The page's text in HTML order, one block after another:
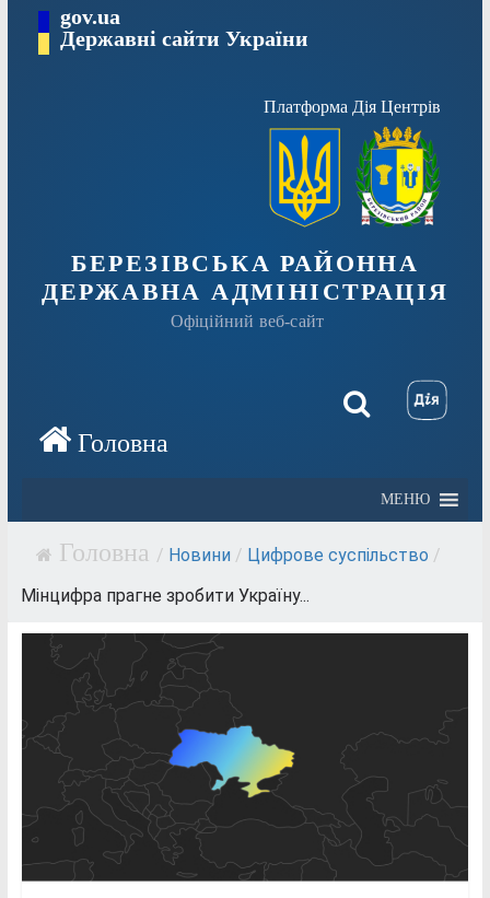
Перейтиgov.ua
Державні сайти України
Платформа Дія Центрів
БЕРЕЗІВСЬКА РАЙОННА
ДЕРЖАВНА АДМІНІСТРАЦІЯ
Офіційний веб-сайт
МЕНЮ
/ Новини / Цифрове суспільство /
Мінцифра прагне зробити Україну...